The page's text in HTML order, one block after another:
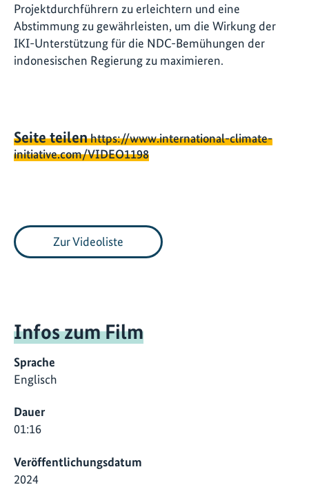
Projektdurchführern zu erleichtern und eine
Abstimmung zu gewährleisten, um die Wirkung der
IKI-Unterstützung für die NDC-Bemühungen der
indonesischen Regierung zu maximieren.
Seite teilenhttps://www.international-climate-
initiative.com/VIDEO1198
Zur Videoliste
Infos zum Film
Sprache
Englisch
Dauer
01:16
Veröffentlichungsdatum
2024